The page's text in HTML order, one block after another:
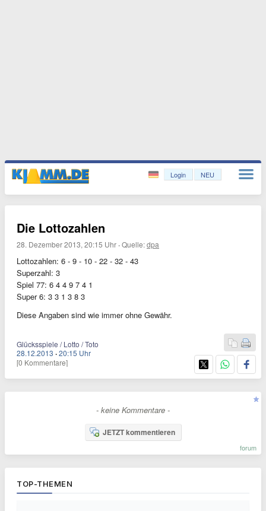
Login NEU
Die Lottozahlen
28. Dezember 2013, 20:15 Uhr ·Quelle:dpa
Lottozahlen: 6 - 9 - 10 - 22 - 32 - 43
Superzahl: 3
Spiel 77: 6 4 4 9 7 4 1
Super 6: 3 3 1 3 8 3
Diese Angaben sind wie immer ohne Gewähr.
Glücksspiele / Lotto / Toto
28.12.2013 ·20:15 Uhr
[0 Kommentare]
- keine Kommentare -
JETZT kommentieren
forum
TOP-THEMEN